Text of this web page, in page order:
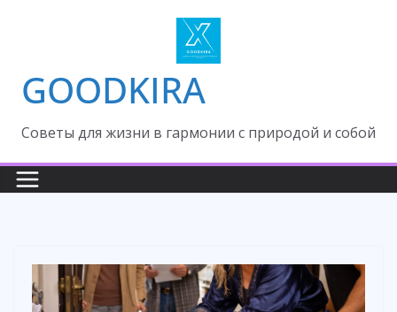
GOODKIRA
Cоветы для жизни в гармонии с природой и собой